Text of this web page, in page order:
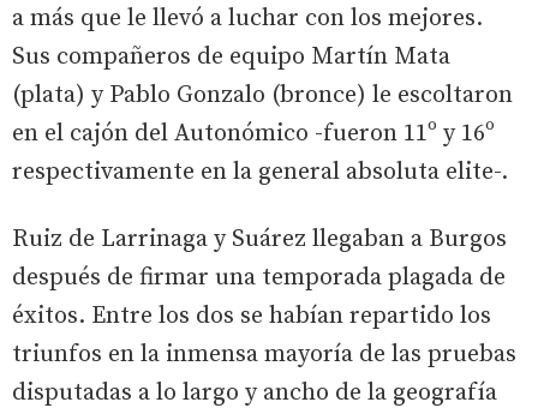
a más que le llevó a luchar con los mejores.
Sus compañeros de equipo Martín Mata
(plata) y Pablo Gonzalo (bronce) le escoltaron
en el cajón del Autonómico -fueron 11º y 16º
respectivamente en la general absoluta elite-.
Ruiz de Larrinaga y Suárez llegaban a Burgos
después de firmar una temporada plagada de
éxitos. Entre los dos se habían repartido los
triunfos en la inmensa mayoría de las pruebas
disputadas a lo largo y ancho de la geografía